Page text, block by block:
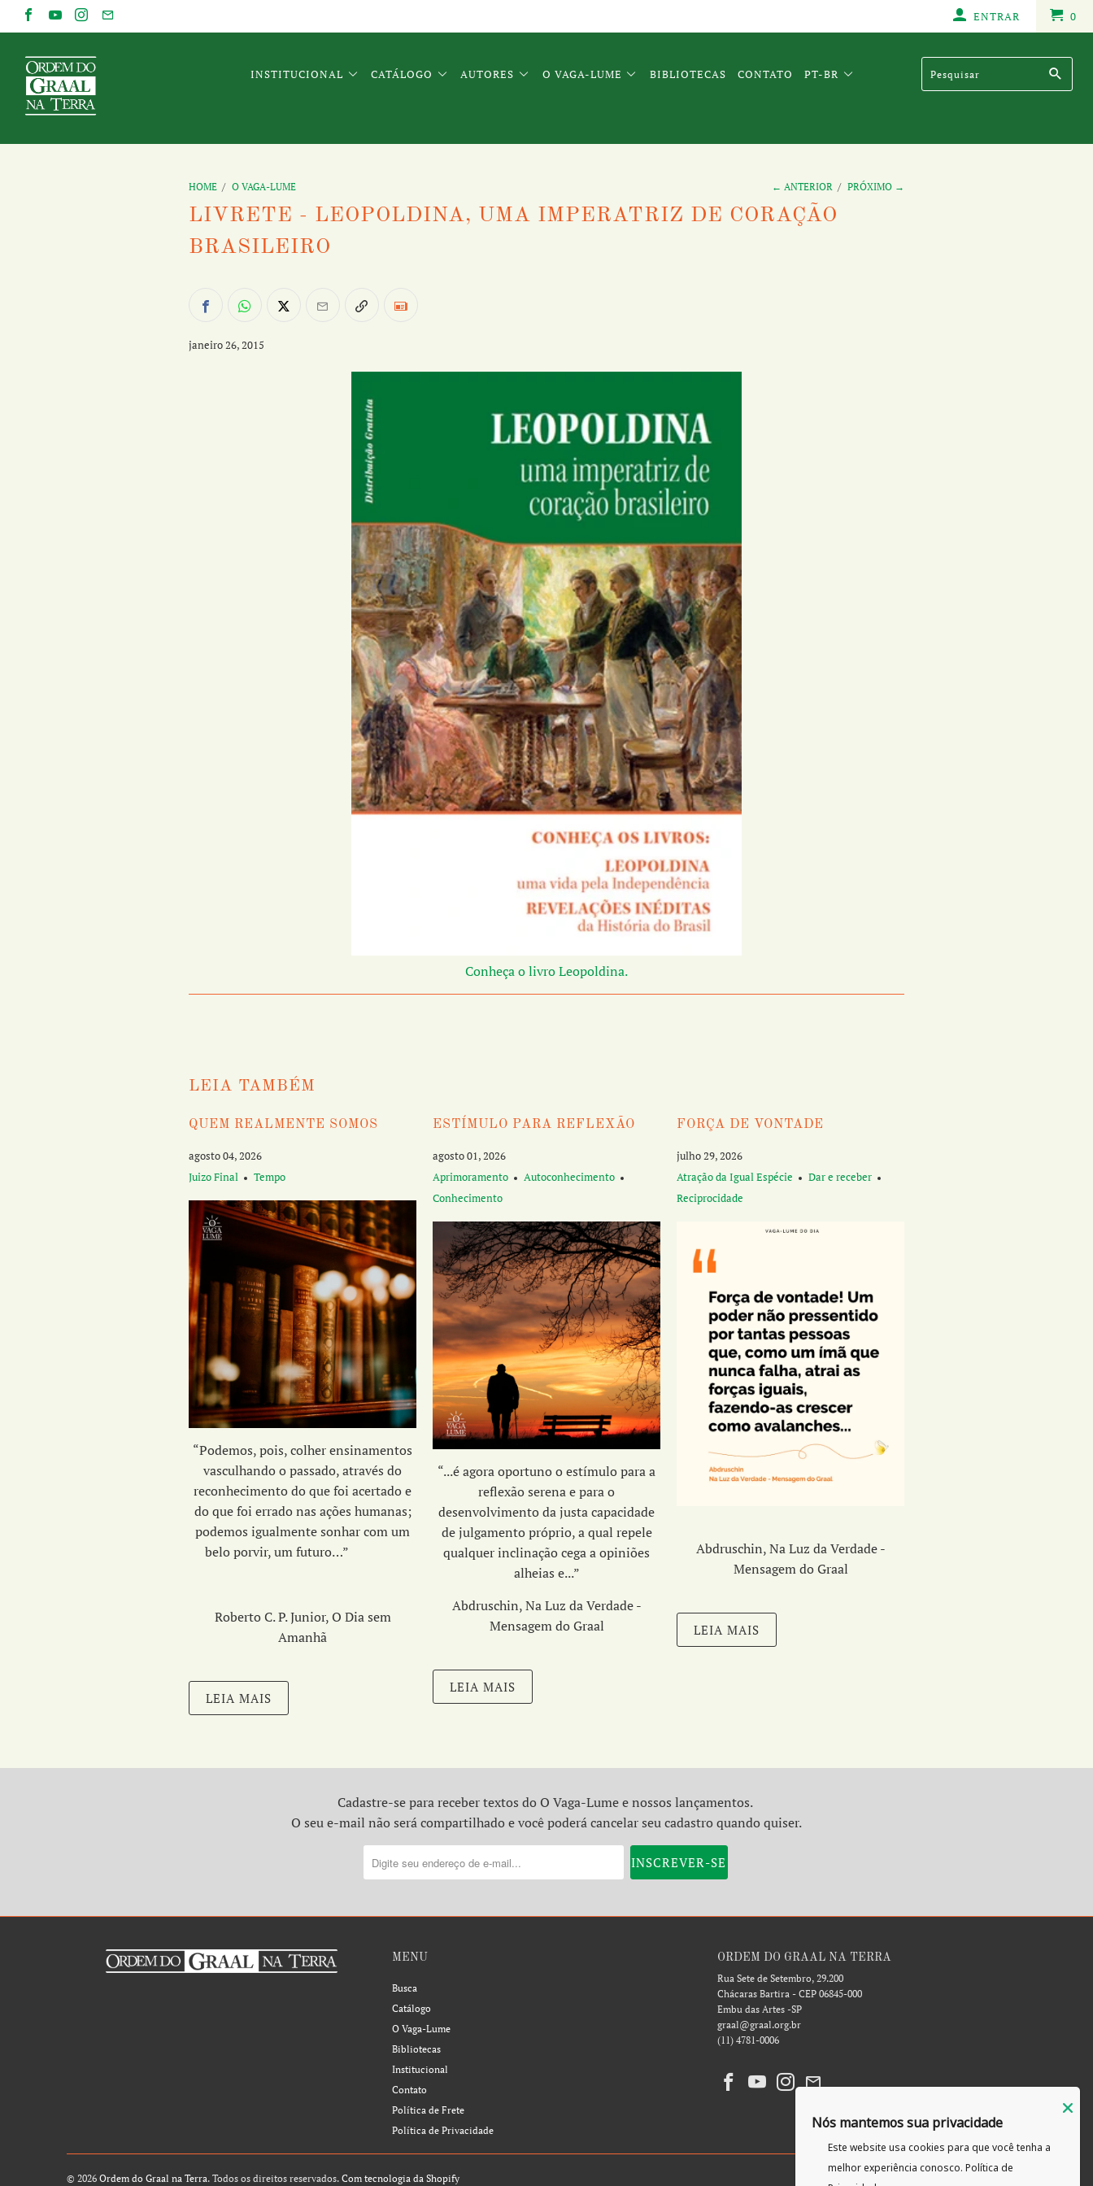
0
ENTRAR
INSTITUCIONAL CATÁLOGO AUTORES O VAGA-LUME BIBLIOTECAS CONTATO PT-BR
HOME / O VAGA-LUME ← ANTERIOR / PRÓXIMO →
LIVRETE - LEOPOLDINA, UMA IMPERATRIZ DE CORAÇÃO
BRASILEIRO
janeiro 26, 2015
Conheça o livro Leopoldina.
LEIA TAMBÉM
QUEM REALMENTE SOMOS
agosto 04, 2026
Juizo Final
Tempo
“Podemos, pois, colher ensinamentos
vasculhando o passado, através do
reconhecimento do que foi acertado e
do que foi errado nas ações humanas;
podemos igualmente sonhar com um
belo porvir, um futuro…”
Roberto C. P. Junior, O Dia sem
Amanhã
LEIA MAIS
ESTÍMULO PARA REFLEXÃO
agosto 01, 2026
Aprimoramento
Autoconhecimento
Conhecimento
“...é agora oportuno o estímulo para a
reflexão serena e para o
desenvolvimento dajusta capacidade
de julgamento próprio,a qual repele
qualquer inclinação cega a opiniões
alheias e...”
Abdruschin, Na Luz da Verdade -
Mensagem do Graal
LEIA MAIS
FORÇA DE VONTADE
julho 29, 2026
Atração da Igual Espécie
Dar e receber
Reciprocidade
Abdruschin, Na Luz da Verdade -
Mensagem do Graal
LEIA MAIS
Cadastre-se para receber textos do O Vaga-Lume e nossos lançamentos.
O seu e-mail não será compartilhado e você poderá cancelar seu cadastro quando quiser.
MENU
Busca
Catálogo
O Vaga-Lume
Bibliotecas
Institucional
Contato
Política de Frete
Política de Privacidade
ORDEM DO GRAAL NA TERRA
Rua Sete de Setembro, 29.200
Chácaras Bartira - CEP 06845-000
Embu das Artes -SP
graal@graal.org.br
(11) 4781-0006
© 2026 Ordem do Graal na Terra. Todos os direitos reservados. Com tecnologia da Shopify
Nós mantemos sua privacidade
Este website usa cookies para que você tenha a
melhor experiência conosco. Política de